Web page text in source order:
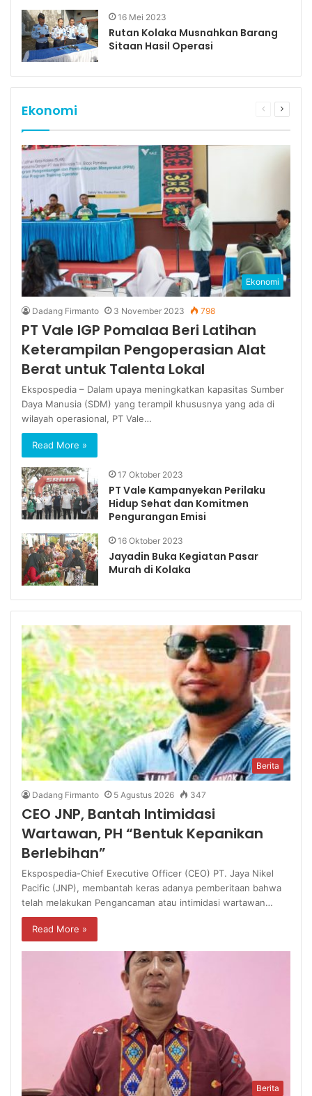
16 Mei 2023
Rutan Kolaka Musnahkan Barang
Sitaan Hasil Operasi
Ekonomi
Previous
Ekonomi
Dadang Firmanto 3 November 2023 798
PT Vale IGP Pomalaa Beri Latihan
Keterampilan Pengoperasian Alat
Berat untuk Talenta Lokal
Ekspospedia – Dalam upaya meningkatkan kapasitas Sumber
Daya Manusia (SDM) yang terampil khususnya yang ada di
wilayah operasional, PT Vale…
Read More »
17 Oktober 2023
PT Vale Kampanyekan Perilaku
Hidup Sehat dan Komitmen
Pengurangan Emisi
16 Oktober 2023
Jayadin Buka Kegiatan Pasar
Murah di Kolaka
Berita
Dadang Firmanto 5 Agustus 2026 347
CEO JNP, Bantah Intimidasi
Wartawan, PH “Bentuk Kepanikan
Berlebihan”
Ekspospedia-Chief Executive Officer (CEO) PT. Jaya Nikel
Pacific (JNP), membantah keras adanya pemberitaan bahwa
telah melakukan Pengancaman atau intimidasi wartawan…
Read More »
Berita